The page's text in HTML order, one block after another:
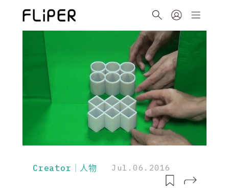
Creator｜人物 Jul.06.2016